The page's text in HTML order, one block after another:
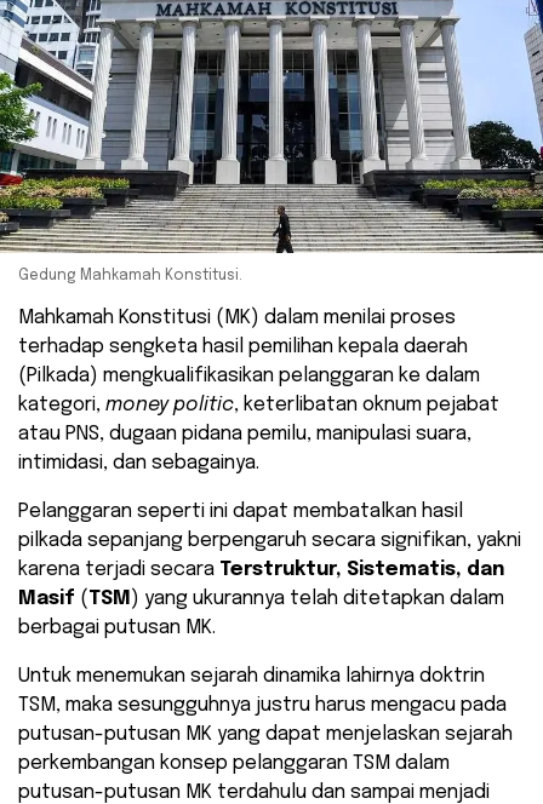
Gedung Mahkamah Konstitusi.
Mahkamah Konstitusi (MK) dalam menilai proses
terhadap sengketa hasil pemilihan kepala daerah
(Pilkada) mengkualifikasikan pelanggaran ke dalam
kategori, money politic, keterlibatan oknum pejabat
atau PNS, dugaan pidana pemilu, manipulasi suara,
intimidasi, dan sebagainya.
Pelanggaran seperti ini dapat membatalkan hasil
pilkada sepanjang berpengaruh secara signifikan, yakni
karena terjadi secara Terstruktur, Sistematis, dan
Masif (TSM ) yang ukurannya telah ditetapkan dalam
berbagai putusan MK.
Untuk menemukan sejarah dinamika lahirnya doktrin
TSM, maka sesungguhnya justru harus mengacu pada
putusan-putusan MK yang dapat menjelaskan sejarah
perkembangan konsep pelanggaran TSM dalam
putusan-putusan MK terdahulu dan sampai menjadi